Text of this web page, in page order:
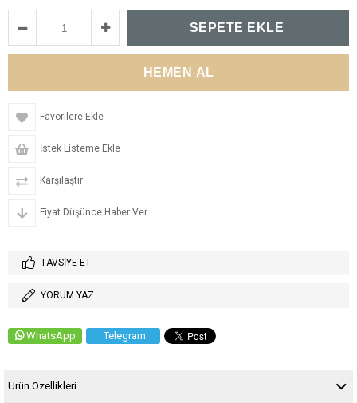
Favorilere Ekle
İstek Listeme Ekle
Karşılaştır
Fiyat Düşünce Haber Ver
TAVSIYE ET
YORUM YAZ
WhatsApp Telegram
Ürün Özellikleri